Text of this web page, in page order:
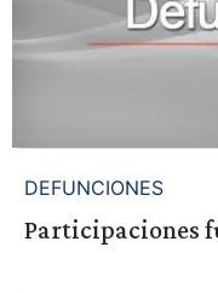
DEFUNCIONES
Participaciones